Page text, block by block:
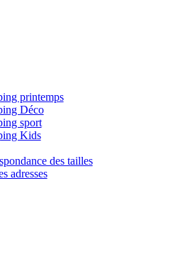
printemps
Déco
sport
Kids
des tailles
adresses